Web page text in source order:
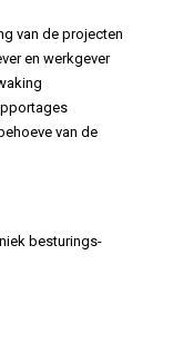
van de projecten
en werkgever
van de
besturings-